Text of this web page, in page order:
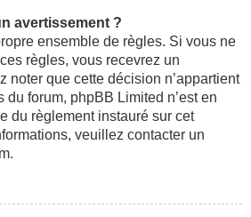
avertissement ?
ensemble de règles. Si vous ne
règles, vous recevrez un
noter que cette décision n’appartient
du forum, phpBB Limited n’est en
du règlement instauré sur cet
veuillez contacter un